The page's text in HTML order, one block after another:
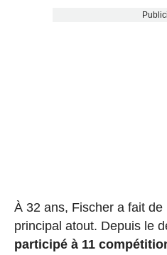
À 32 ans, Fischer a fait de
principal atout. Depuis le
participé à 11